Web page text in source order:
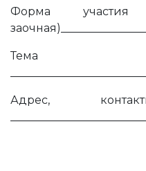
Форма
Тема
Адрес,